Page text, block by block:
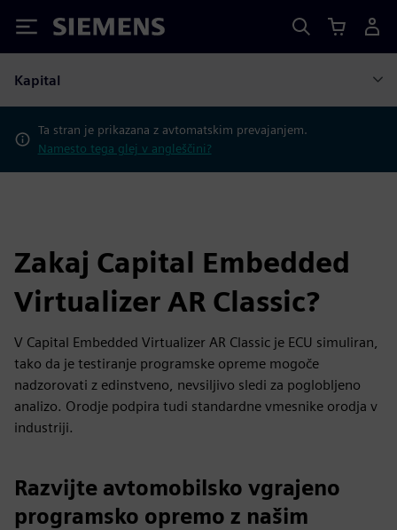
Siemens
Kapital
Ta stran je prikazana z avtomatskim prevajanjem.
Namesto tega glej v angleščini?
Zakaj Capital Embedded
Virtualizer AR Classic?
V Capital Embedded Virtualizer AR Classic je ECU simuliran,
tako da je testiranje programske opreme mogoče
nadzorovati z edinstveno, nevsiljivo sledi za poglobljeno
analizo. Orodje podpira tudi standardne vmesnike orodja v
industriji.
Razvijte avtomobilsko vgrajeno
programsko opremo z našim